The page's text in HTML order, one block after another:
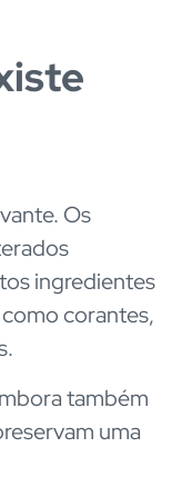
Os
ingredientes
corantes,
também
uma